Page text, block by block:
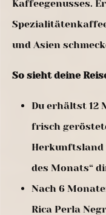
Kaffeegenusses.
und Asien
So sieht deine
Du erhältst 12
frisch
Herkunftsland
des Monats“
Nach 6
Rica Perla